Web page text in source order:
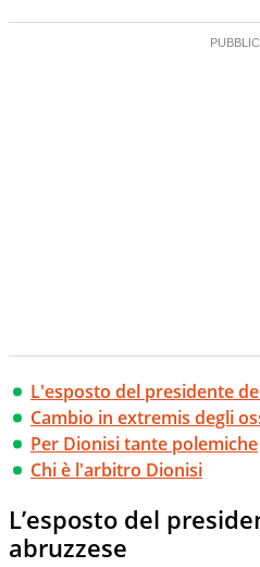
L'esposto del presidente
Cambio in extremis degli
Per Dionisi tante polemiche
Chi è l'arbitro Dionisi
L’esposto del
abruzzese